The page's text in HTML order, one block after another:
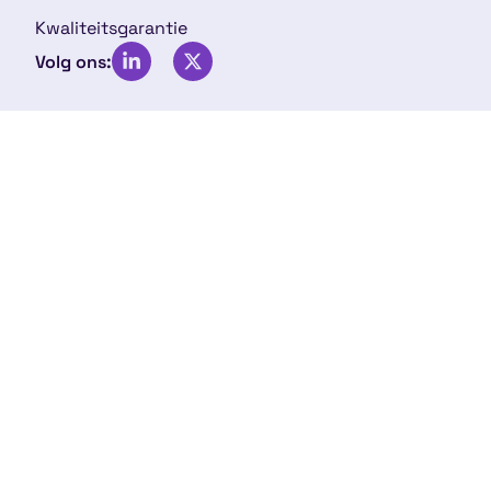
Kwaliteitsgarantie
Volg ons: